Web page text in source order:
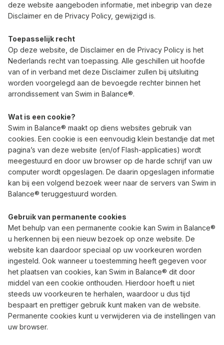
deze website aangeboden informatie, met inbegrip van deze
Disclaimer en de Privacy Policy, gewijzigd is.
Toepasselijk recht
Op deze website, de Disclaimer en de Privacy Policy is het
Nederlands recht van toepassing. Alle geschillen uit hoofde
van of in verband met deze Disclaimer zullen bij uitsluiting
worden voorgelegd aan de bevoegde rechter binnen het
arrondissement van Swim in Balance®.
Wat is een cookie?
Swim in Balance® maakt op diens websites gebruik van
cookies. Een cookie is een eenvoudig klein bestandje dat met
pagina’s van deze website (en/of Flash-applicaties) wordt
meegestuurd en door uw browser op de harde schrijf van uw
computer wordt opgeslagen. De daarin opgeslagen informatie
kan bij een volgend bezoek weer naar de servers van Swim in
Balance® teruggestuurd worden.
Gebruik van permanente cookies
Met behulp van een permanente cookie kan Swim in Balance®
u herkennen bij een nieuw bezoek op onze website. De
website kan daardoor speciaal op uw voorkeuren worden
ingesteld. Ook wanneer u toestemming heeft gegeven voor
het plaatsen van cookies, kan Swim in Balance® dit door
middel van een cookie onthouden. Hierdoor hoeft u niet
steeds uw voorkeuren te herhalen, waardoor u dus tijd
bespaart en prettiger gebruik kunt maken van de website.
Permanente cookies kunt u verwijderen via de instellingen van
uw browser.